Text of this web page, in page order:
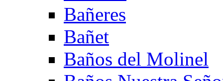
Bañeres
Bañet
Baños del Molinel